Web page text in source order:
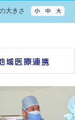
大きさ